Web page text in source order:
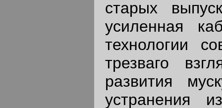
старых
усиленная
технологии
трезваго
развития
устранения